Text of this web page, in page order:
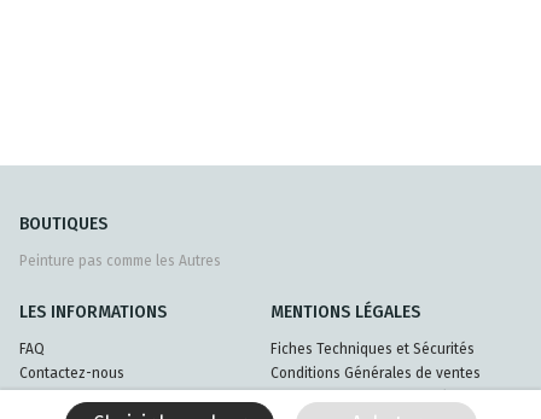
BOUTIQUES
Peinture pas comme les Autres
LES INFORMATIONS
FAQ
Contactez-nous
MENTIONS LÉGALES
Fiches Techniques et Sécurités
Conditions Générales de ventes